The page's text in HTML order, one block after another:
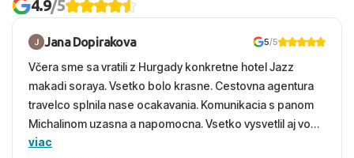
4.9/5
Jana Dopirakova 5/5
Včera sme sa vratili z Hurgady konkretne hotel Jazz
makadi soraya. Vsetko bolo krasne. Cestovna agentura
travelco splnila nase ocakavania. Komunikacia s panom
Michalinom uzasna a napomocna. Vsetko vysvetlil aj vo
vecernych hodinach zaco sa ospravedlnujem. Hotel
viac